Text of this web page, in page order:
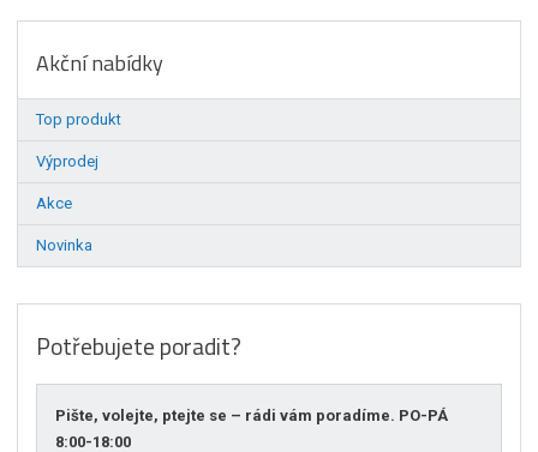
Akční nabídky
Top produkt
Výprodej
Akce
Novinka
Potřebujete poradit?
Pište, volejte, ptejte se – rádi vám poradíme. PO-PÁ
8:00-18:00